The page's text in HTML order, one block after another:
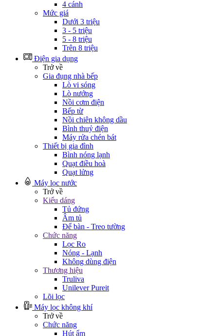
4 cánh
Mức giá
Dưới 3 triệu
3 - 5 triệu
5 - 8 triệu
Trên 8 triệu
Điện gia dụng
Trở về
Gia đụng nhà bếp
Lò vi sóng
Lò nướng
Nồi cơm điện
Bếp từ
Nồi chiên không dầu
Bình thuỷ điện
Máy rửa chén bát
Thiết bị gia đình
Bình nóng lạnh
Quạt điều hoà
Quạt lửng
Máy lọc nước
Trở về
Kiểu dáng
Tủ đứng
Âm tủ
Để bàn - Treo tường
Chức năng
Lọc Ro
Nóng - Lạnh
Không dùng điện
Thương hiệu
Truliva
Unilever Pureit
Lõi lọc
Máy lọc không khí
Trở về
Chức năng
Hút ẩm